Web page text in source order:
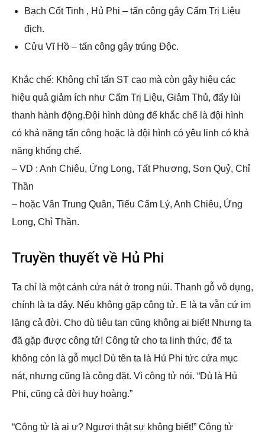
Bạch Cốt Tinh , Hủ Phi – tấn công gây Cấm Trị Liệu
địch.
Cửu Vĩ Hồ – tấn công gây trúng Độc.
Khắc chế: Không chỉ tấn ST cao mà còn gây hiệu các
hiệu quả giảm ích như Cấm Trị Liệu, Giảm Thủ, đẩy lùi
thanh hành động.Đội hình dùng để khắc chế là đội hình
có khả năng tấn công hoặc là đội hình có yêu linh có khả
năng khống chế.
– VD : Anh Chiêu, Ứng Long, Tất Phương, Sơn Quỷ, Chỉ
Thần
– hoặc Vân Trung Quân, Tiểu Cẩm Lý, Anh Chiêu, Ứng
Long, Chỉ Thần.
Truyền thuyết về Hủ Phi
Ta chỉ là một cánh cửa nát ở trong núi. Thanh gỗ vô dụng,
chính là ta đây. Nếu không gặp công tử. E là ta vẫn cứ im
lặng cả đời. Cho dù tiêu tan cũng không ai biết! Nhưng ta
đã gặp được công tử! Công tử cho ta linh thức, để ta
không còn là gỗ mục! Dù tên ta là Hủ Phi tức cửa mục
nát, nhưng cũng là công đặt. Vì công tử nói. “Dù là Hủ
Phi, cũng cả đời huy hoàng.”
“Công tử là ai ư? Ngươi thật sự không biết!” Công tử